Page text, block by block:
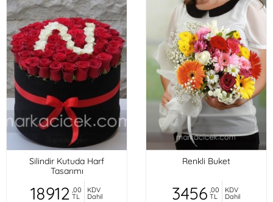
Silindir Kutuda Harf
Tasarımı
18912 ,00
TL
KDV
Dahil
Renkli Buket
3456 ,00
TL
KDV
Dahil